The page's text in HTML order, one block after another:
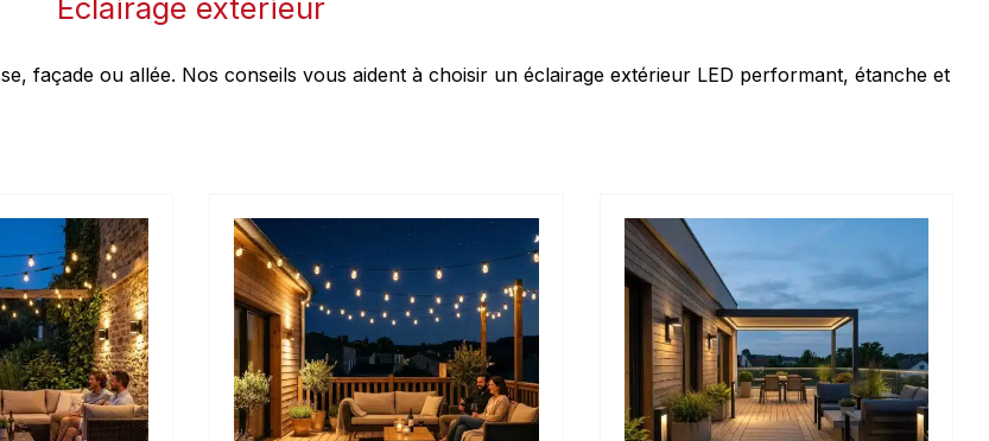
Eclairage extérieur
façade ou allée. Nos conseils vous aident à choisir un éclairage extérieur LED performant, étanche et